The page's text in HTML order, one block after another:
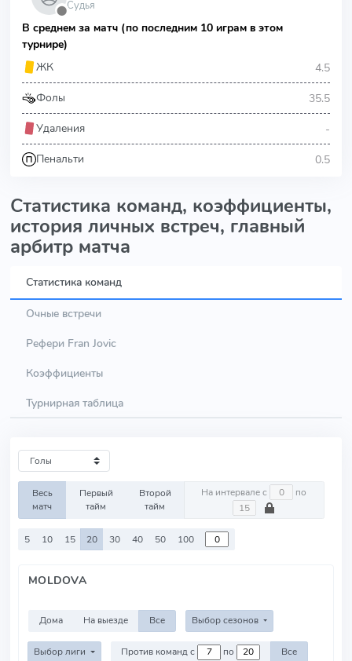
⬤Судья
В среднем за матч (по последним 10 играм в этом
турнире)
ЖК
4.5
Фолы 35.5
Удаления -
Пенальти 0.5
Статистика команд, коэффициенты,
история личных встреч, главный
арбитр матча
Статистика команд
Очные встречи
Рефери Fran Jovic
Коэффициенты
Турнирная таблица
Весь
матч
Первый
тайм
Второй
тайм
На интервале с по
5 10 15 20 30 40 50 100
MOLDOVA
Дома На выезде Все Выбор сезонов
Выбор лиги Против команд с по Все